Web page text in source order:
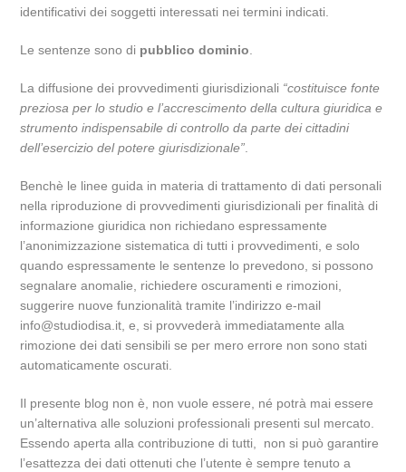
identificativi dei soggetti interessati nei termini indicati.
Le sentenze sono di pubblico dominio
La diffusione dei provvedimenti giurisdizionali “costituisce fonte
preziosa per lo studio e l’accrescimento della cultura giuridica e
strumento indispensabile di controllo da parte dei cittadini
dell’esercizio del potere giurisdizionale”
Benchè le linee guida in materia di trattamento di dati personali
nella riproduzione di provvedimenti giurisdizionali per finalità di
informazione giuridica non richiedano espressamente
l’anonimizzazione sistematica di tutti i provvedimenti, e solo
quando espressamente le sentenze lo prevedono, si possono
segnalare anomalie, richiedere oscuramenti e rimozioni,
suggerire nuove funzionalità tramite l’indirizzo e-mail
info@studiodisa.it, e, si provvederà immediatamente alla
rimozione dei dati sensibili se per mero errore non sono stati
automaticamente oscurati.
Il presente blog non è, non vuole essere, né potrà mai essere
un’alternativa alle soluzioni professionali presenti sul mercato.
Essendo aperta alla contribuzione di tutti, non si può garantire
l’esattezza dei dati ottenuti che l’utente è sempre tenuto a